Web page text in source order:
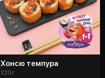
Хонсю темпура
220 г